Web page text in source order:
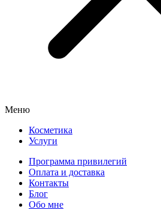
Меню
Косметика
Услуги
Программа привилегий
Оплата и доставка
Контакты
Блог
Обо мне